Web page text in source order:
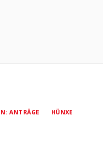
ANTRÄGE HÜNXE